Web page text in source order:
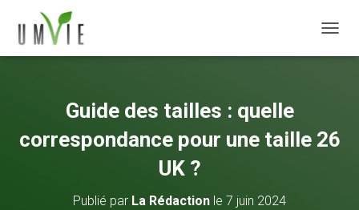
Guide des tailles : quelle
correspondance pour une taille 26
UK ?
Publié par La Rédaction le 7 juin 2024